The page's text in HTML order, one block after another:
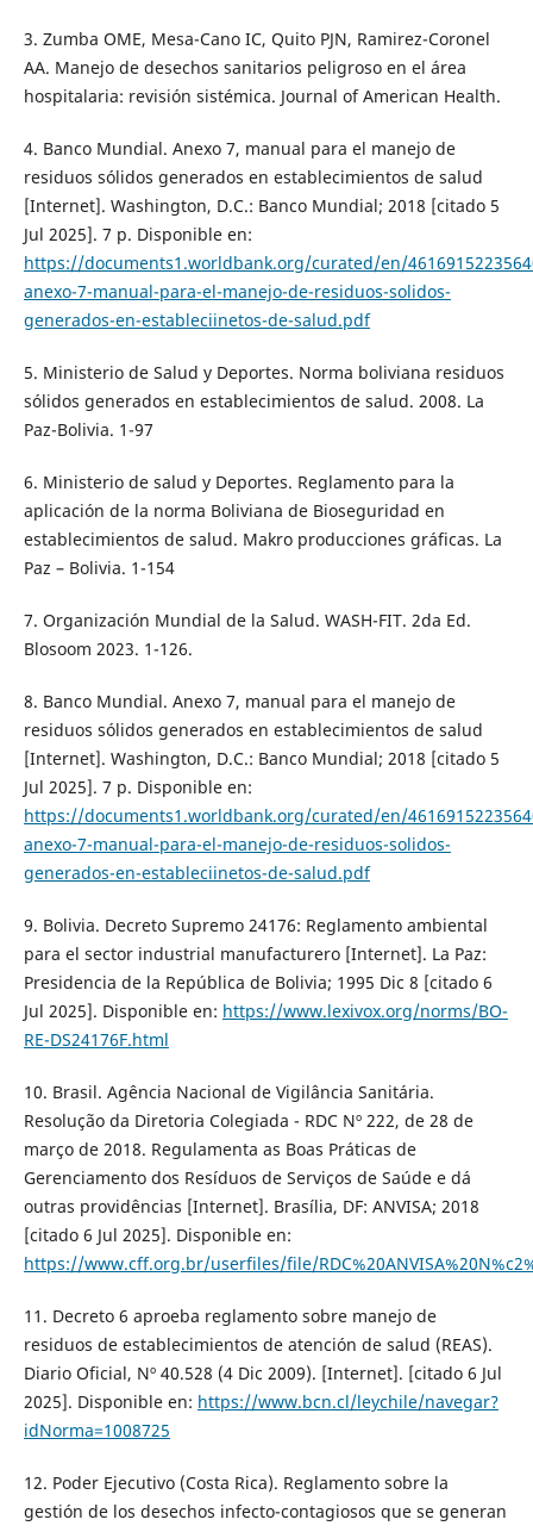
3. Zumba OME, Mesa-Cano IC, Quito PJN, Ramirez-Coronel
AA. Manejo de desechos sanitarios peligroso en el área
hospitalaria: revisión sistémica. Journal of American Health.
4. Banco Mundial. Anexo 7, manual para el manejo de
residuos sólidos generados en establecimientos de salud
[Internet]. Washington, D.C.: Banco Mundial; 2018 [citado 5
Jul 2025]. 7 p. Disponible en:
https://documents1.worldbank.org/curated/en/
anexo-7-manual-para-el-manejo-de-residuos-solidos-
generados-en-estableciinetos-de-salud.pdf
5. Ministerio de Salud y Deportes. Norma boliviana residuos
sólidos generados en establecimientos de salud. 2008. La
Paz-Bolivia. 1-97
6. Ministerio de salud y Deportes. Reglamento para la
aplicación de la norma Boliviana de Bioseguridad en
establecimientos de salud. Makro producciones gráficas. La
Paz – Bolivia. 1-154
7. Organización Mundial de la Salud. WASH-FIT. 2da Ed.
Blosoom 2023. 1-126.
8. Banco Mundial. Anexo 7, manual para el manejo de
residuos sólidos generados en establecimientos de salud
[Internet]. Washington, D.C.: Banco Mundial; 2018 [citado 5
Jul 2025]. 7 p. Disponible en:
https://documents1.worldbank.org/curated/en/
anexo-7-manual-para-el-manejo-de-residuos-solidos-
generados-en-estableciinetos-de-salud.pdf
9. Bolivia. Decreto Supremo 24176: Reglamento ambiental
para el sector industrial manufacturero [Internet]. La Paz:
Presidencia de la República de Bolivia; 1995 Dic 8 [citado 6
Jul 2025]. Disponible en: https://www.lexivox.org/norms/BO-
RE-DS24176F.html
10. Brasil. Agência Nacional de Vigilância Sanitária.
Resolução da Diretoria Colegiada - RDC Nº 222, de 28 de
março de 2018. Regulamenta as Boas Práticas de
Gerenciamento dos Resíduos de Serviços de Saúde e dá
outras providências [Internet]. Brasília, DF: ANVISA; 2018
[citado 6 Jul 2025]. Disponible en:
https://www.cff.org.br/userfiles/file/
11. Decreto 6 aproeba reglamento sobre manejo de
residuos de establecimientos de atención de salud (REAS).
Diario Oficial, Nº 40.528 (4 Dic 2009). [Internet]. [citado 6 Jul
2025]. Disponible en: https://www.bcn.cl/leychile/navegar?
idNorma=1008725
12. Poder Ejecutivo (Costa Rica). Reglamento sobre la
gestión de los desechos infecto-contagiosos que se generan